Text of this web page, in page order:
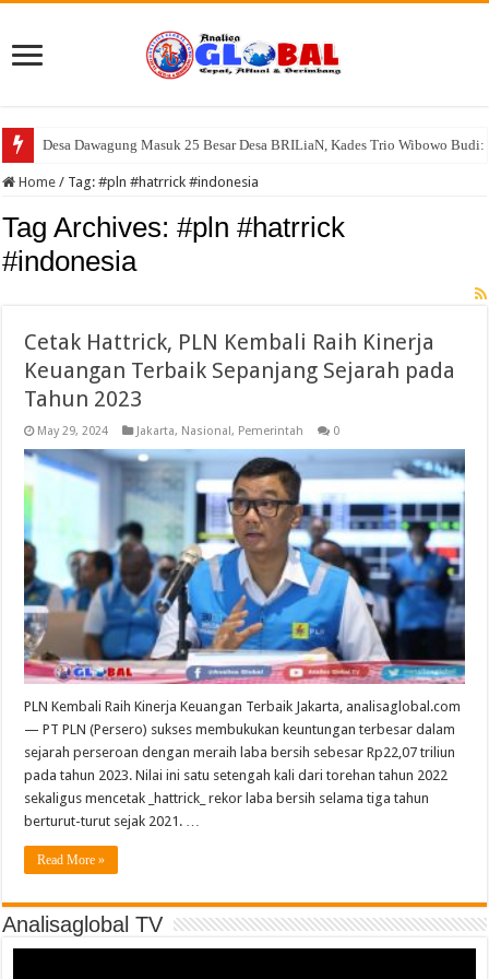
Desa Dawagung Masuk 25 Besar Desa BRILiaN, Kades Trio Wibowo
Warga Resah, Kandang dan Pemotongan Ayam di Desa Cisayong Diduga
Home / Tag:#pln #hatrrick #indonesia
Tag Archives:#pln #hatrrick
#indonesia
Cetak Hattrick, PLN Kembali Raih Kinerja
Keuangan Terbaik Sepanjang Sejarah pada
Tahun 2023
May 29, 2024 Jakarta, Nasional, Pemerintah 0
PLN Kembali Raih Kinerja Keuangan Terbaik Jakarta, analisaglobal.com
— PT PLN (Persero) sukses membukukan keuntungan terbesar dalam
sejarah perseroan dengan meraih laba bersih sebesar Rp22,07 triliun
pada tahun 2023. Nilai ini satu setengah kali dari torehan tahun 2022
sekaligus mencetak _hattrick_ rekor laba bersih selama tiga tahun
berturut-turut sejak 2021. …
Read More »
Analisaglobal TV